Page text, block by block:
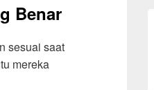
Benar
sesuai saat
mereka